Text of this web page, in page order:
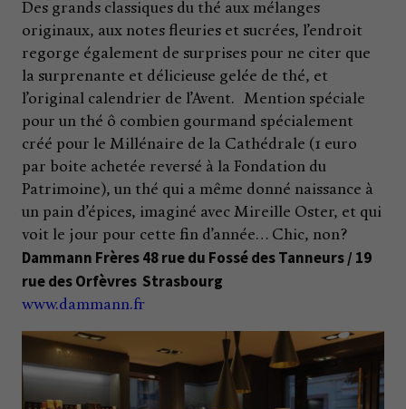
Des grands classiques du thé aux mélanges
originaux, aux notes fleuries et sucrées, l’endroit
regorge également de surprises pour ne citer que
la surprenante et délicieuse gelée de thé, et
l’original calendrier de l’Avent. Mention spéciale
pour un thé ô combien gourmand spécialement
créé pour le Millénaire de la Cathédrale (1 euro
par boite achetée reversé à la Fondation du
Patrimoine), un thé qui a même donné naissance à
un pain d’épices, imaginé avec Mireille Oster, et qui
voit le jour pour cette fin d’année… Chic, non?
Dammann Frères 48 rue du Fossé des Tanneurs / 19
rue des Orfèvres Strasbourg
www.dammann.fr